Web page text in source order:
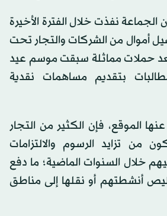
نفذت خلال الفترة الأخيرة
أموال من الشركات والتجار تحت
حملات مماثلة سبقت موسم عيد
بتقديم مساهمات نقدية
الموقع، فإن الكثير من التجار
من تزايد الرسوم والالتزامات
خلال السنوات الماضية؛ ما دفع
أنشطتهم أو نقلها إلى مناطق